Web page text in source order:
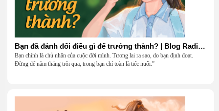
Bạn đã đánh đổi điều gì để trưởng thành? | Blog Radio 906
Bạn chính là chủ nhân của cuộc đời mình. Tương lai ra sao, do bạn định đoạt.
Đừng để năm tháng trôi qua, trong bạn chỉ toàn là tiếc nuối.”